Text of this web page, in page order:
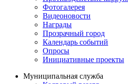
Фотогалерея
Видеоновости
Награды
Прозрачный город
Календарь событий
Опросы
Инициативные проекты
Муниципальная служба